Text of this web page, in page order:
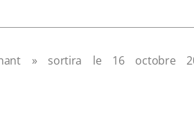
» sortira le 16 octobre